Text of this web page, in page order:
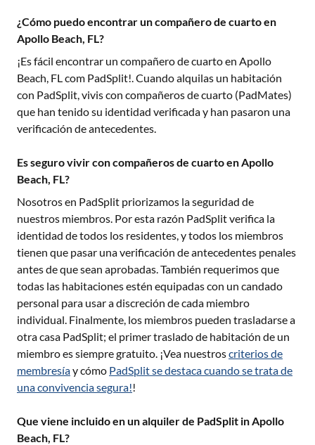
¿Cómo puedo encontrar un compañero de cuarto en
Apollo Beach, FL?
¡Es fácil encontrar un compañero de cuarto en Apollo
Beach, FLcom PadSplit!. Cuando alquilas un habitación
con PadSplit, vivis con compañeros de cuarto (PadMates)
que han tenido su identidad verificada y han pasaron una
verificación de antecedentes.
Es seguro vivir con compañeros de cuarto en Apollo
Beach, FL?
Nosotros en PadSplit priorizamos la seguridad de
nuestros miembros. Por esta razón PadSplit verifica la
identidad de todos los residentes, y todos los miembros
tienen que pasar una verificación de antecedentes penales
antes de que sean aprobadas. También requerimos que
todas las habitaciones estén equipadas con un candado
personal para usar a discreción de cada miembro
individual. Finalmente, los miembros pueden trasladarse a
otra casa PadSplit; el primer traslado de habitación de un
miembro es siempre gratuito. ¡Vea nuestroscriterios de
membresíay cómo PadSplit se destaca cuando se trata de
una convivencia segura!!
Que viene incluido en un alquiler de PadSplit in Apollo
Beach, FL?